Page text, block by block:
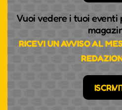
Vuoi vedere i tuoi
RICEVI UN AVVISO AL